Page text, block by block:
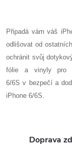
k
t
ů
k
t
ů
v
l
á
d
Připadá vám váš
odlišovat od
ochránit svůj
fólie a vinyly pro
6/6S v bezpečí a
iPhone 6/6S.
Doprava